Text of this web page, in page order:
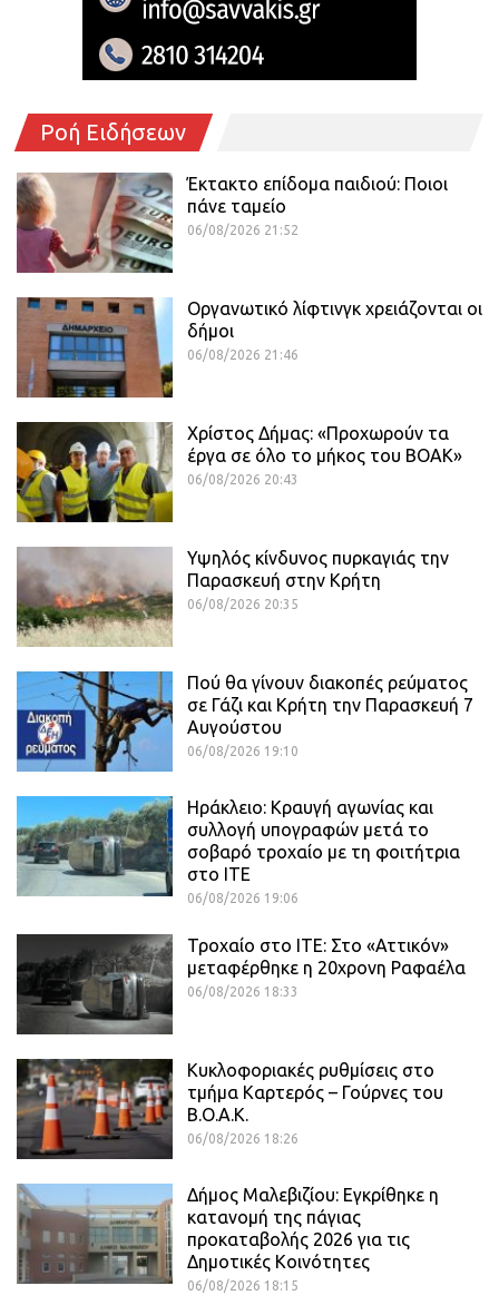
Ροή Ειδήσεων
Έκτακτο επίδομα παιδιού: Ποιοι
πάνε ταμείο
06/08/2026 21:52
Οργανωτικό λίφτινγκ χρειάζονται οι
δήμοι
06/08/2026 21:46
Χρίστος Δήμας: «Προχωρούν τα
έργα σε όλο το μήκος του ΒΟΑΚ»
06/08/2026 20:43
Υψηλός κίνδυνος πυρκαγιάς την
Παρασκευή στην Κρήτη
06/08/2026 20:35
Πού θα γίνουν διακοπές ρεύματος
σε Γάζι και Κρήτη την Παρασκευή 7
Αυγούστου
06/08/2026 19:10
Ηράκλειο: Κραυγή αγωνίας και
συλλογή υπογραφών μετά το
σοβαρό τροχαίο με τη φοιτήτρια
στο ΙΤΕ
06/08/2026 19:06
Τροχαίο στο ΙΤΕ: Στο «Αττικόν»
μεταφέρθηκε η 20χρονη Ραφαέλα
06/08/2026 18:33
Κυκλοφοριακές ρυθμίσεις στο
τμήμα Καρτερός – Γούρνες του
Β.Ο.Α.Κ.
06/08/2026 18:26
Δήμος Μαλεβιζίου: Εγκρίθηκε η
κατανομή της πάγιας
προκαταβολής 2026 για τις
Δημοτικές Κοινότητες
06/08/2026 18:15